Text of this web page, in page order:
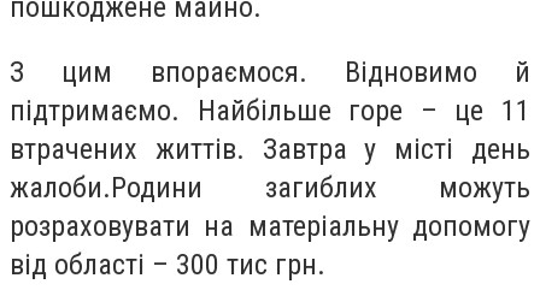
пошкоджене майно.
З цим впораємося. Відновимо й
підтримаємо. Найбільше горе – це 11
втрачених життів. Завтра у місті день
жалоби.Родини загиблих можуть
розраховувати на матеріальну допомогу
від області – 300 тис грн.